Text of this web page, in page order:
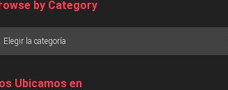
by Category
Ubicamos en